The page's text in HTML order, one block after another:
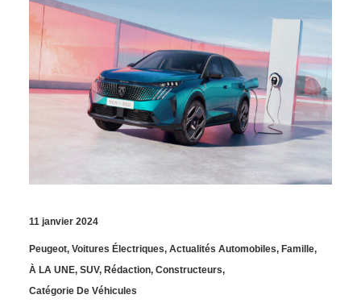
11 janvier 2024
Peugeot, Voitures Électriques, Actualités Automobiles, Famille,
À LA UNE, SUV, Rédaction, Constructeurs,
Catégorie De Véhicules